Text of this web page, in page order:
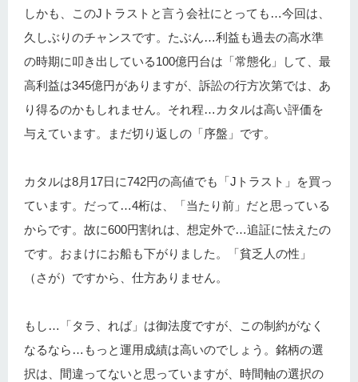
しかも、このJトラストと言う会社にとっても…今回は、
久しぶりのチャンスです。たぶん…利益も過去の高水準
の時期に叩き出している100億円台は「常態化」して、最
高利益は345億円がありますが、訴訟の行方次第では、あ
り得るのかもしれません。それ程…カタルは高い評価を
与えています。まだ切り返しの「序盤」です。
カタルは8月17日に742円の高値でも「Jトラスト」を買っ
ています。だって…4桁は、「当たり前」だと思っている
からです。故に600円割れは、想定外で…追証に怯えたの
です。おまけにお船も下がりました。「貧乏人の性」
（さが）ですから、仕方ありません。
もし…「タラ、れば」は御法度ですが、この制約がなく
なるなら…もっと運用成績は高いのでしょう。銘柄の選
択は、間違ってないと思っていますが、時間軸の選択の